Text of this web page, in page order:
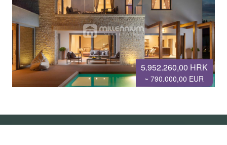
5.952.260,00 HRK
~ 790.000,00 EUR